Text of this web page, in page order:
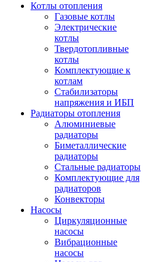
Котлы отопления
Газовые котлы
Электрические
котлы
Твердотопливные
котлы
Комплектующие к
котлам
Стабилизаторы
напряжения и ИБП
Радиаторы отопления
Алюминиевые
радиаторы
Биметаллические
радиаторы
Стальные радиаторы
Комплектующие для
радиаторов
Конвекторы
Насосы
Циркуляционные
насосы
Вибрационные
насосы